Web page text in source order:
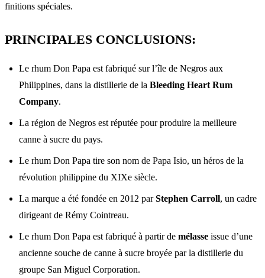
finitions spéciales.
PRINCIPALES CONCLUSIONS:
Le rhum Don Papa est fabriqué sur l’île de Negros aux
Philippines, dans la distillerie de la Bleeding Heart Rum
Company.
La région de Negros est réputée pour produire la meilleure
canne à sucre du pays.
Le rhum Don Papa tire son nom de Papa Isio, un héros de la
révolution philippine du XIXe siècle.
La marque a été fondée en 2012 parStephen Carroll, un cadre
dirigeant de Rémy Cointreau.
Le rhum Don Papa est fabriqué à partir de mélasse issue d’une
ancienne souche de canne à sucre broyée par la distillerie du
groupe San Miguel Corporation.